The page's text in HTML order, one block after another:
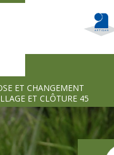
ET CHANGEMENT
ET CLÔTURE 45